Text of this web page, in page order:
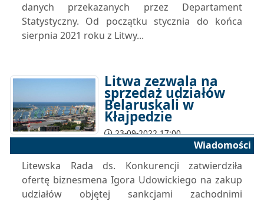
danych przekazanych przez Departament
Statystyczny. Od początku stycznia do końca
sierpnia 2021 roku z Litwy...
Litwa zezwala na
sprzedaż udziałów
Belaruskali w
Kłajpedzie
23-09-2022 17:00
Wiadomości
Litewska Rada ds. Konkurencji zatwierdziła
ofertę biznesmena Igora Udowickiego na zakup
udziałów objętej sankcjami zachodnimi